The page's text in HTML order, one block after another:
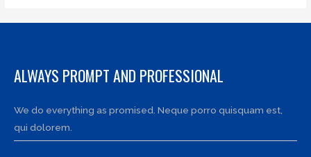
ALWAYS PROMPT AND PROFESSIONAL
We do everything as promised. Neque porro quisquam est,
qui dolorem.